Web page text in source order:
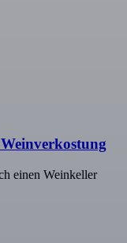
einen Weinkeller